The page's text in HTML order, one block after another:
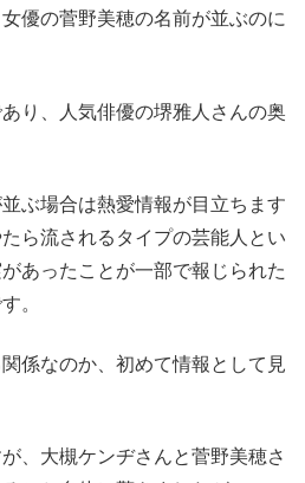
優の菅野美穂の名前が並ぶのに
り、人気俳優の堺雅人さんの奥
ぶ場合は熱愛情報が目立ちます
ら流されるタイプの芸能人とい
あったことが一部で報じられた
。
係なのか、初めて情報として見
、大槻ケンヂさんと菅野美穂さ